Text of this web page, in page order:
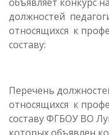
должностей
относящихся к
составу:
Перечень
относящихся к
составу ФГБОУ ВО